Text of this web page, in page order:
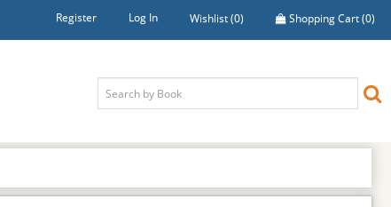
Register Log In Wishlist(0) Shopping Cart(0)